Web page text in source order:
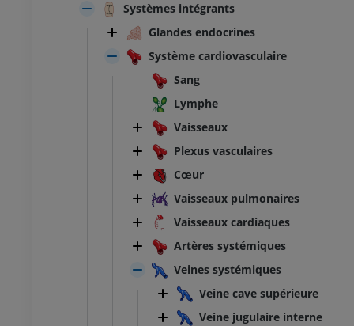
Systèmes intégrants
Glandes endocrines
Système cardiovasculaire
Sang
Lymphe
Vaisseaux
Plexus vasculaires
Cœur
Vaisseaux pulmonaires
Vaisseaux cardiaques
Artères systémiques
Veines systémiques
Veine cave supérieure
Veine jugulaire interne